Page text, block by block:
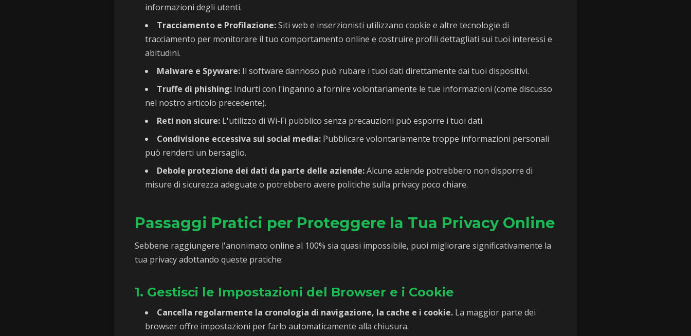
informazioni degli utenti.
Tracciamento e Profilazione:Siti web e inserzionisti utilizzano cookie e altre tecnologie di
tracciamento per monitorare il tuo comportamento online e costruire profili dettagliati sui tuoi interessi e
abitudini.
Malware e Spyware: Il software dannoso può rubare i tuoi dati direttamente dai tuoi dispositivi.
Truffe di phishing: Indurti con l'inganno a fornire volontariamente le tue informazioni (come discusso
nel nostro articolo precedente).
Reti non sicure: L'utilizzo di Wi-Fi pubblico senza precauzioni può esporre i tuoi dati.
Condivisione eccessiva sui social media: Pubblicare volontariamente troppe informazioni personali
può renderti un bersaglio.
Debole protezione dei dati da parte delle aziende:Alcune aziende potrebbero non disporre di
misure di sicurezza adeguate o potrebbero avere politiche sulla privacy poco chiare.
Passaggi Pratici per Proteggere la Tua Privacy Online
Sebbene raggiungere l'anonimato online al 100% sia quasi impossibile, puoi migliorare significativamente la
tua privacy adottando queste pratiche:
1. Gestisci le Impostazioni del Browser e i Cookie
Cancella regolarmente la cronologia di navigazione, la cache e i cookie. La maggior parte dei
browser offre impostazioni per farlo automaticamente alla chiusura.